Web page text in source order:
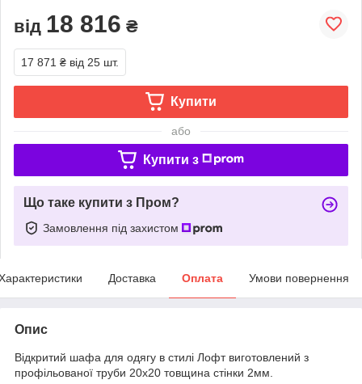
від 18 816 ₴
17 871 ₴ від 25 шт.
Купити
або
Купити з
Що таке купити з Пром?
Замовлення під захистом
Доставка Оплата Умови повернення
Опис
Відкритий шафа для одягу в стилі Лофт виготовлений з
профільованої труби 20х20 товщина стінки 2мм.